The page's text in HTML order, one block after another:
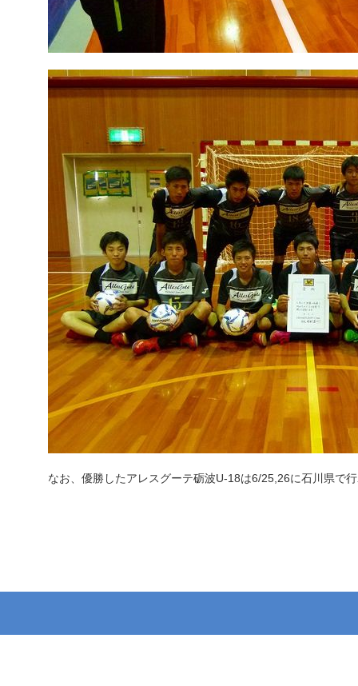
なお、優勝したアレスグーテ砺波U-18は6/25,26に石川県で